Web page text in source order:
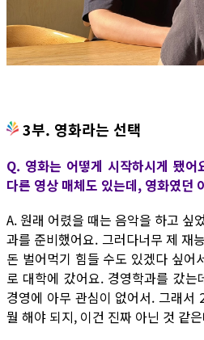
3부. 영화라는 선택
Q. 영화는 어떻게 시작하시게 됐
다른 영상 매체도 있는데, 영화였던
A. 원래 어렸을 때는 음악을 하고 싶
과를 준비했어요. 그러다너무 제 재
돈 벌어먹기 힘들 수도 있겠다 싶어
로 대학에 갔어요. 경영학과를 갔
경영에 아무 관심이 없어서. 그래
뭘 해야 되지, 이건 진짜 아닌 것 같